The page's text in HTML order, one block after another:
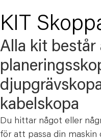
KIT
Alla kit består
kabelskopa
Du hittar något eller
för att passa din maskin